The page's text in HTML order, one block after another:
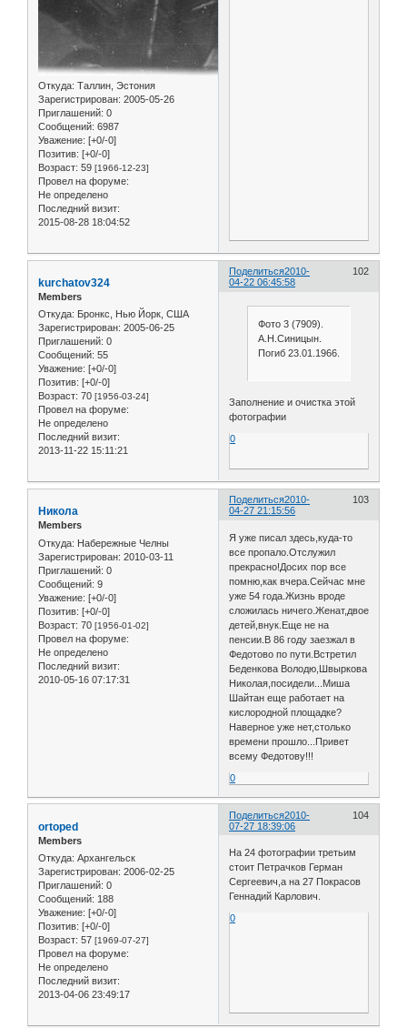
Откуда: Таллин, Эстония
Зарегистрирован: 2005-05-26
Приглашений: 0
Сообщений: 6987
Уважение: [+0/-0]
Позитив: [+0/-0]
Возраст: 59 [1966-12-23]
Провел на форуме:
Не определено
Последний визит:
2015-08-28 18:04:52
Поделиться 102
2010-
04-22 06:45:58
kurchatov324
Members
Откуда: Бронкс, Нью Йорк, США
Зарегистрирован: 2005-06-25
Приглашений: 0
Сообщений: 55
Уважение: [+0/-0]
Позитив: [+0/-0]
Возраст: 70 [1956-03-24]
Провел на форуме:
Не определено
Последний визит:
2013-11-22 15:11:21
Фото 3 (7909).
А.Н.Синицын.
Погиб 23.01.1966.
Заполнение и очистка этой
фотографии
0
Поделиться 103
2010-
04-27 21:15:56
Никола
Members
Откуда: Набережные Челны
Зарегистрирован: 2010-03-11
Приглашений: 0
Сообщений: 9
Уважение: [+0/-0]
Позитив: [+0/-0]
Возраст: 70 [1956-01-02]
Провел на форуме:
Не определено
Последний визит:
2010-05-16 07:17:31
Я уже писал здесь,куда-то
все пропало.Отслужил
прекрасно!Досих пор все
помню,как вчера.Сейчас мне
уже 54 года.Жизнь вроде
сложилась ничего.Женат,двое
детей,внук.Еще не на
пенсии.В 86 году заезжал в
Федотово по пути.Встретил
Беденкова Володю,Швыркова
Николая,посидели...Миша
Шайтан еще работает на
кислородной площадке?
Наверное уже нет,столько
времени прошло...Привет
всему Федотову!!!
0
Поделиться 104
2010-
07-27 18:39:06
ortoped
Members
Откуда: Архангельск
Зарегистрирован: 2006-02-25
Приглашений: 0
Сообщений: 188
Уважение: [+0/-0]
Позитив: [+0/-0]
Возраст: 57 [1969-07-27]
Провел на форуме:
Не определено
Последний визит:
2013-04-06 23:49:17
На 24 фотографии третьим
стоит Петрачков Герман
Сергеевич,а на 27 Покрасов
Геннадий Карлович.
0